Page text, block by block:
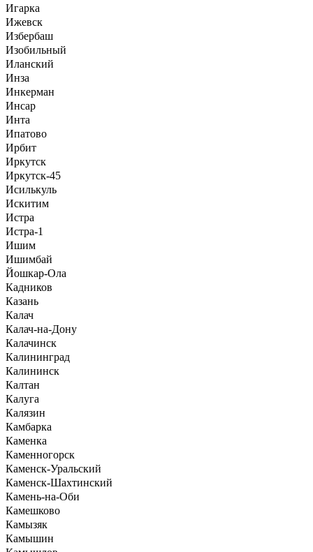
Игарка
Ижевск
Избербаш
Изобильный
Иланский
Инза
Инкерман
Инсар
Инта
Ипатово
Ирбит
Иркутск
Иркутск-45
Исилькуль
Искитим
Истра
Истра-1
Ишим
Ишимбай
Йошкар-Ола
Кадников
Казань
Калач
Калач-на-Дону
Калачинск
Калининград
Калининск
Калтан
Калуга
Калязин
Камбарка
Каменка
Каменногорск
Каменск-Уральский
Каменск-Шахтинский
Камень-на-Оби
Камешково
Камызяк
Камышин